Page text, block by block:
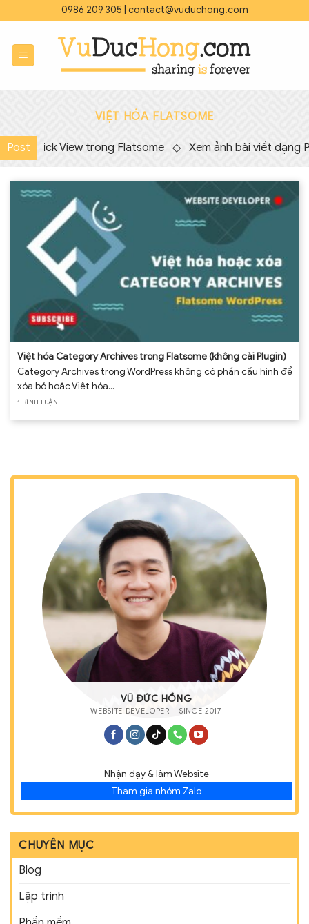
qua
nội
dung
0986 209 305 contact@vuduchong.com
VIỆT HÓA FLATSOME
Post
Quick View trong Flatsome◇Xem ảnh bài viết dạng
Việt hóa Category Archives trong Flatsome (không cài Plugin)
Category Archives trong WordPress không có phần cấu hình để
xóa bỏ hoặc Việt hóa...
1 BÌNH LUẬN
VŨ ĐỨC HỒNG
WEBSITE DEVELOPER - SINCE 2017
Nhận dạy & làm Website
Tham gia nhóm Zalo
CHUYÊN MỤC
Blog
Lập trình